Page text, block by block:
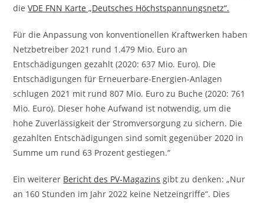
dieVDE FNN Karte „Deutsches Höchstspannungsnetz“.
Für die Anpassung von konventionellen Kraftwerken haben
Netzbetreiber 2021 rund 1.479 Mio. Euro an
Entschädigungen gezahlt (2020: 637 Mio. Euro). Die
Entschädigungen für Erneuerbare-Energien-Anlagen
schlugen 2021 mit rund 807 Mio. Euro zu Buche (2020: 761
Mio. Euro). Dieser hohe Aufwand ist notwendig, um die
hohe Zuverlässigkeit der Stromversorgung zu sichern. Die
gezahlten Entschädigungen sind somit gegenüber 2020 in
Summe um rund 63 Prozent gestiegen.“
Ein weiterer Bericht des PV-Magazins gibt zu denken: „Nur
an 160 Stunden im Jahr 2022 keine Netzeingriffe“. Dies